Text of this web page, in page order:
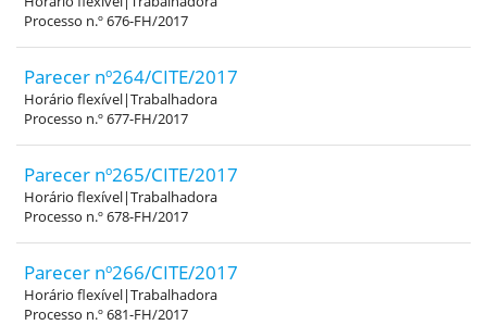
Processo n.º 676-FH/2017
Parecer nº264/CITE/2017
Horário flexível|Trabalhadora
Processo n.º 677-FH/2017
Parecer nº265/CITE/2017
Horário flexível|Trabalhadora
Processo n.º 678-FH/2017
Parecer nº266/CITE/2017
Horário flexível|Trabalhadora
Processo n.º 681-FH/2017